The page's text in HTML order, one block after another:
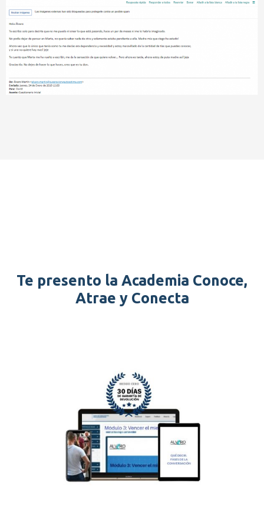
Te presento la Academia Conoce,
Atrae y Conecta